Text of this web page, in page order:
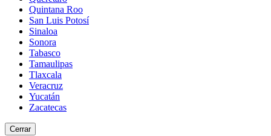
Quintana Roo
San Luis Potosí
Sinaloa
Sonora
Tabasco
Tamaulipas
Tlaxcala
Veracruz
Yucatán
Zacatecas
Cerrar